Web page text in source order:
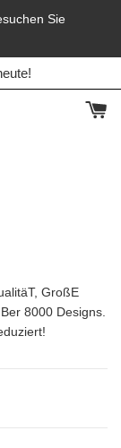
Sie
Monat.
GroßE
8000 Designs.